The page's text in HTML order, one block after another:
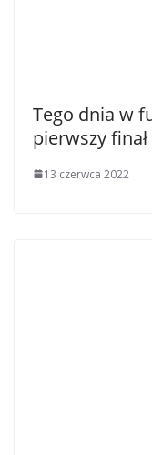
Tego dnia w
pierwszy
13 czerwca 2022